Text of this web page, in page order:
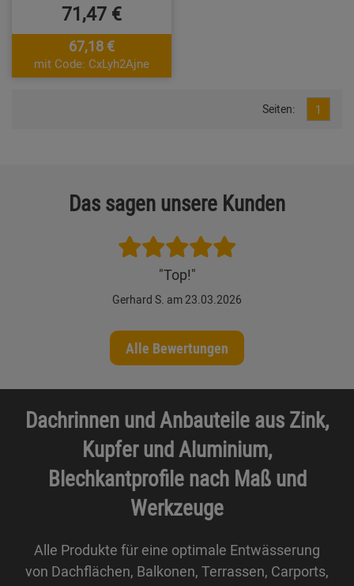
71,47 €
67,18 €
mit Code: CxLyh2Ajne
Seiten: 1
Das sagen unsere Kunden
"Top!"
Gerhard S. am 23.03.2026
Alle Bewertungen
Dachrinnen und Anbauteile aus Zink,
Kupfer und Aluminium,
Blechkantprofile nach Maß und
Werkzeuge
Alle Produkte für eine optimale Entwässerung
von Dachflächen, Balkonen, Terrassen, Carports,